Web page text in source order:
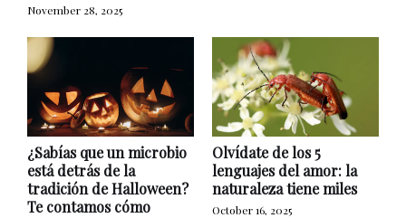
November 28, 2025
¿Sabías que un microbio
está detrás de la
tradición de Halloween?
Te contamos cómo
Olvídate de los 5
lenguajes del amor: la
naturaleza tiene miles
October 16, 2025